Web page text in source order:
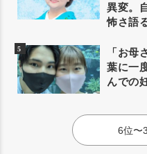
異変。
怖さ語
「お母
葉に一
んでの
6位〜